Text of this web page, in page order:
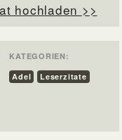
hochladen >>
KATEGORIEN:
Adel
Leserzitate